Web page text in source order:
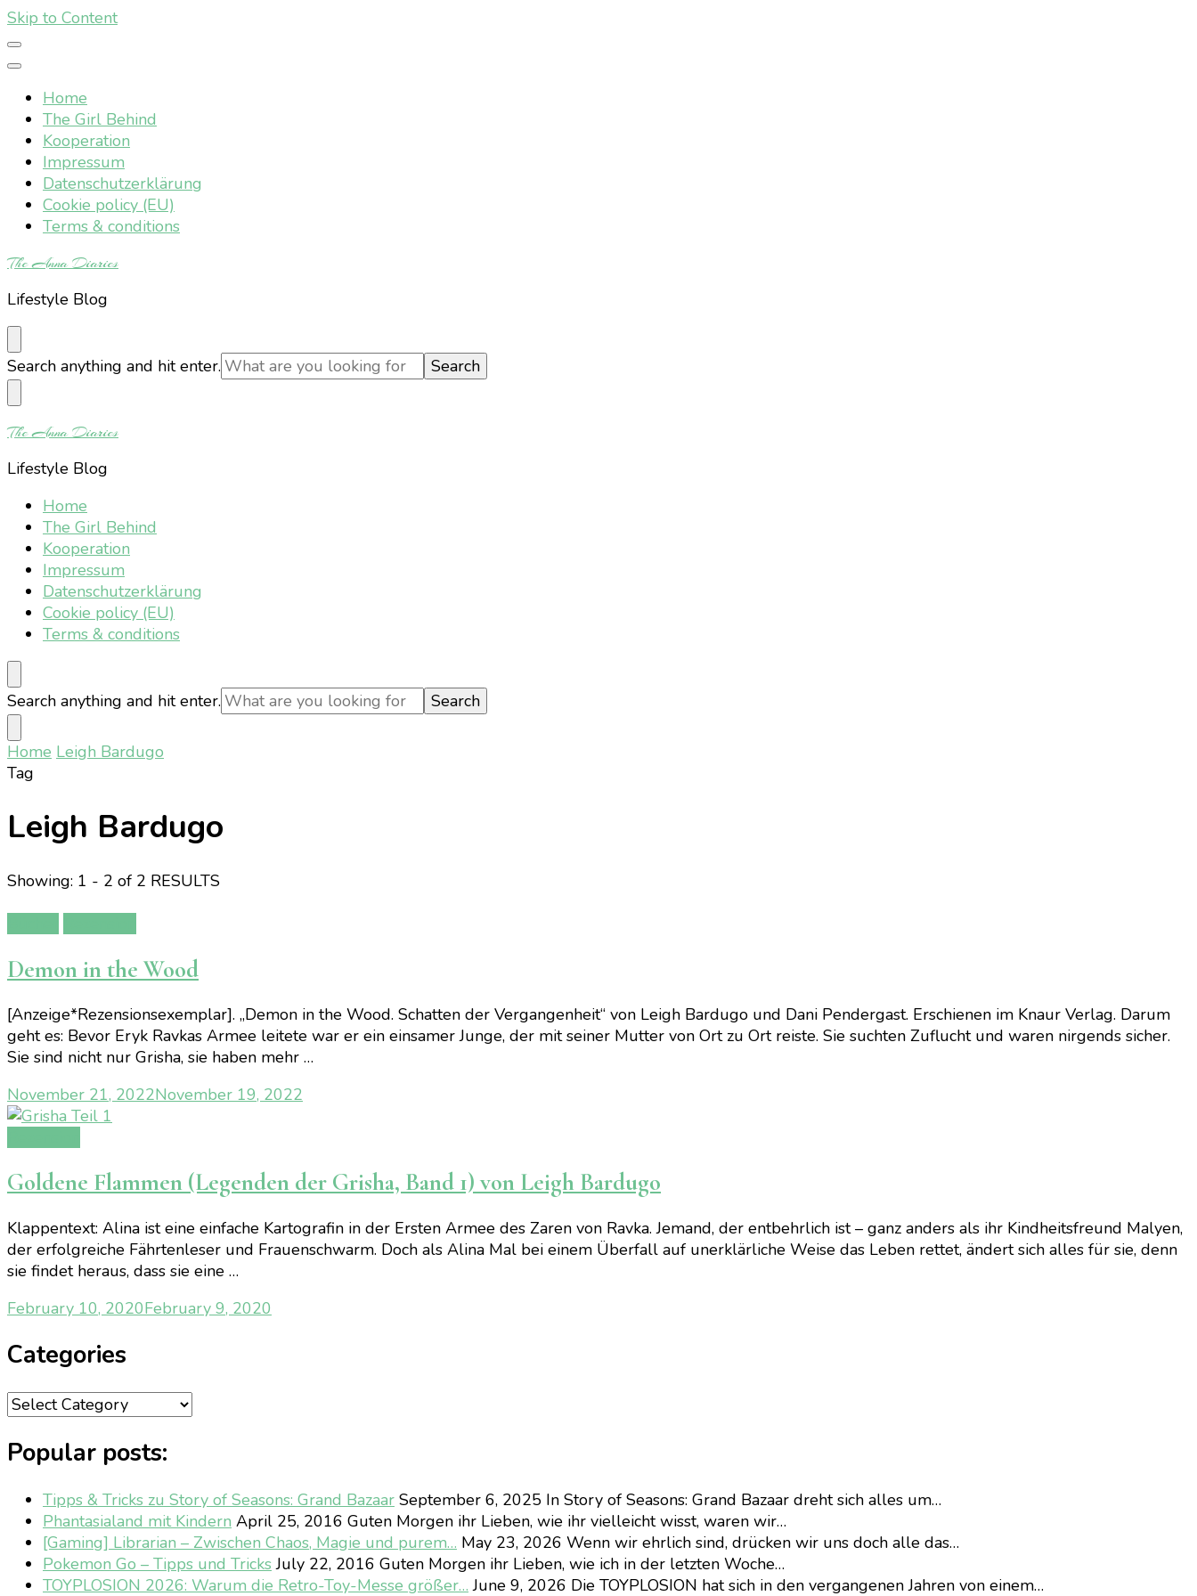
Skip to Content
Home
The Girl Behind
Kooperation
Impressum
Datenschutzerklärung
Cookie policy (EU)
Terms & conditions
The Anna Diaries
Lifestyle Blog
Looking
for
Something?
Search anything and hit enter.
The Anna Diaries
Lifestyle Blog
Home
The Girl Behind
Kooperation
Impressum
Datenschutzerklärung
Cookie policy (EU)
Terms & conditions
Looking
for
Something?
Search anything and hit enter.
Home Leigh Bardugo
Tag
Leigh Bardugo
Showing: 1 - 2 of 2 RESULTS
Demon in the Wood
[Anzeige*Rezensionsexemplar]. „Demon in the Wood. Schatten der Vergangenheit“ von Leigh Bardugo und Dani Pendergast. Erschienen im Knaur Verlag. Darum
geht es: Bevor Eryk Ravkas Armee leitete war er ein einsamer Junge, der mit seiner Mutter von Ort zu Ort reiste. Sie suchten Zuflucht und waren nirgends sicher.
Sie sind nicht nur Grisha, sie haben mehr …
November 21, 2022November 19, 2022
Goldene Flammen (Legenden der Grisha, Band 1) von Leigh Bardugo
Klappentext: Alina ist eine einfache Kartografin in der Ersten Armee des Zaren von Ravka. Jemand, der entbehrlich ist – ganz anders als ihr Kindheitsfreund Malyen,
der erfolgreiche Fährtenleser und Frauenschwarm. Doch als Alina Mal bei einem Überfall auf unerklärliche Weise das Leben rettet, ändert sich alles für sie, denn
sie findet heraus, dass sie eine …
February 10, 2020February 9, 2020
Categories
Categories
Popular posts:
Tipps & Tricks zu Story of Seasons: Grand Bazaar September 6, 2025 In Story of Seasons: Grand Bazaar dreht sich alles um…
Phantasialand mit Kindern April 25, 2016 Guten Morgen ihr Lieben, wie ihr vielleicht wisst, waren wir…
[Gaming] Librarian – Zwischen Chaos, Magie und purem… May 23, 2026 Wenn wir ehrlich sind, drücken wir uns doch alle das…
Pokemon Go – Tipps und TricksJuly 22, 2016 Guten Morgen ihr Lieben, wie ich in der letzten Woche…
TOYPLOSION 2026: Warum die Retro-Toy-Messe größer… June 9, 2026 Die TOYPLOSION hat sich in den vergangenen Jahren von einem…